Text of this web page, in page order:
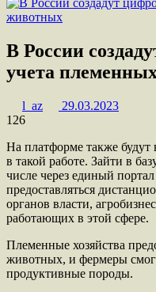
В России
учета
l_az
29.03.2023
126
На платформе также будут
в такой работе. Зайти в
числе через единый
предоставляться
органов власти,
работающих в этой сфере.
Племенные хозяйства
животных, и фермеры
продуктивные породы.